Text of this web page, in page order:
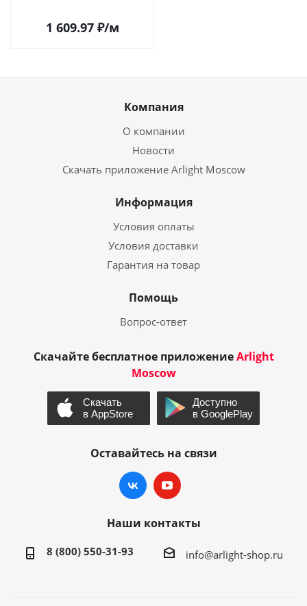
1 609.97₽/м
Компания
О компании
Новости
Скачать приложение Arlight Moscow
Информация
Условия оплаты
Условия доставки
Гарантия на товар
Помощь
Вопрос-ответ
Скачайте бесплатное приложениеArlight
Moscow
Оставайтесь на связи
Наши контакты
8 (800) 550-31-93 info@arlight-shop.ru